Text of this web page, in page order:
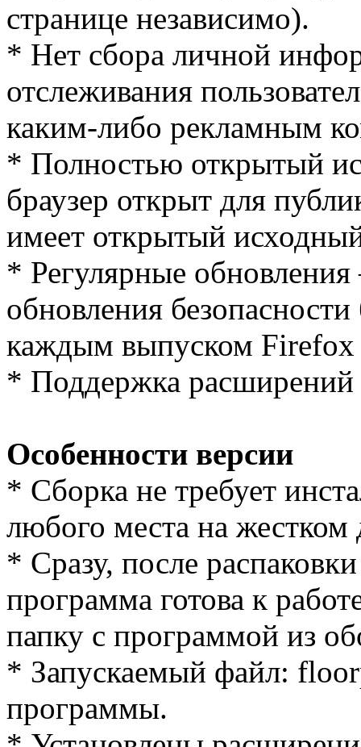
странице независимо).
* Нет сбора личной
отслеживания
каким-либо рекламным
* Полностью открытый
браузер открыт для
имеет открытый
* Регулярные
обновления безопасности
каждым выпуском Firefox
* Поддержка
Особенности версии
* Cборка не требует
любого места на
* Сразу, после
программа готова к
папку с программой из
* Запускаемый файл:
программы.